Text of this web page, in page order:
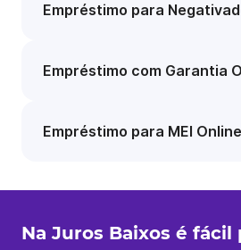
Empréstimo para
Empréstimo com Garantia
Empréstimo para MEI Online
Na Juros Baixos é fácil